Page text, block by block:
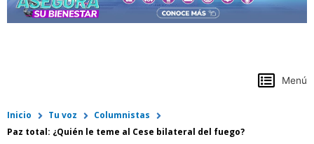
Menú
Inicio Tu voz
Columnistas
Paz total: ¿Quién le teme al Cese bilateral del fuego?